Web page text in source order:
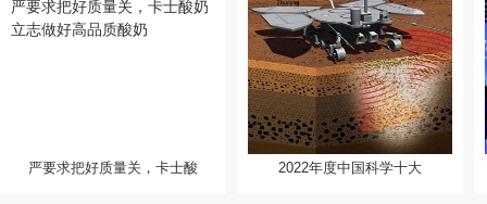
严要求把好质量关，卡士酸奶
立志做好高品质酸奶
严要求把好质量关，卡士酸
2022年度中国科学十大进展发
2022年度中国科学十大